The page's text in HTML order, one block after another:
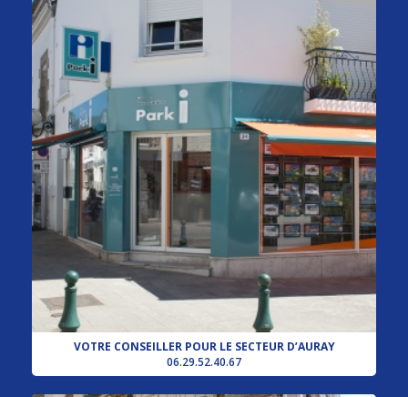
VOTRE CONSEILLER POUR LE SECTEUR D’AURAY
06.29.52.40.67